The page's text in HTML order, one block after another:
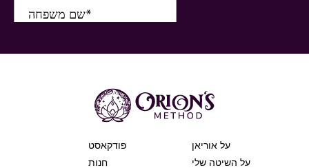
על אוריאן
על השיטה שלי
פודקאסט
חנות